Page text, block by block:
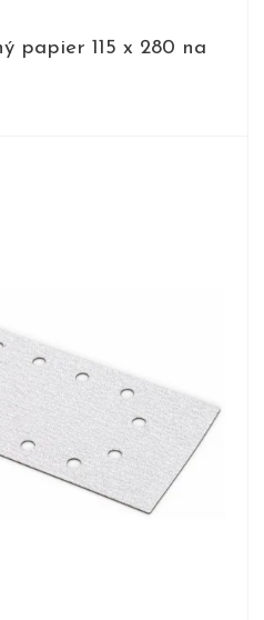
papier 115 x 280 na